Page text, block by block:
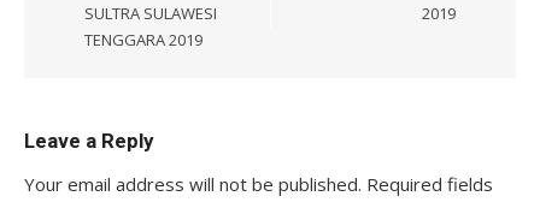
SULTRA SULAWESI
TENGGARA 2019
2019
Leave a Reply
Your email address will not be published. Required fields